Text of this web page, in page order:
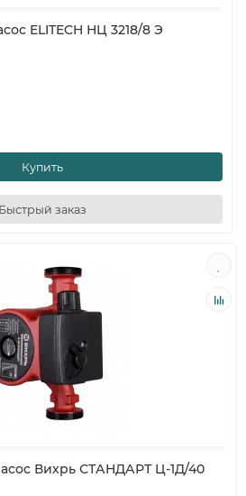
ELITECH НЦ 3218/8 Э
Купить
Быстрый заказ
Вихрь СТАНДАРТ Ц-1Д/40